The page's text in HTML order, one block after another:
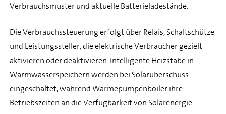
Verbrauchsmuster und aktuelle Batterieladestände.
Die Verbrauchssteuerung erfolgt über Relais, Schaltschütze
und Leistungssteller, die elektrische Verbraucher gezielt
aktivieren oder deaktivieren. Intelligente Heizstäbe in
Warmwasserspeichern werden bei Solarüberschuss
eingeschaltet, während Wärmepumpenboiler ihre
Betriebszeiten an die Verfügbarkeit von Solarenergie